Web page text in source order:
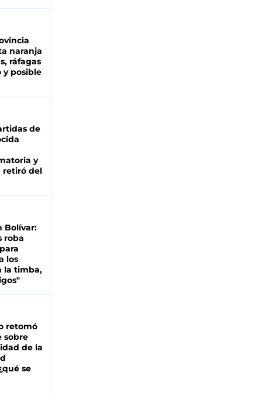
naranja
ráfagas
y posible
de
y
retiró del
Bolívar:
roba
los
la timba,
retomó
sobre
de la
se